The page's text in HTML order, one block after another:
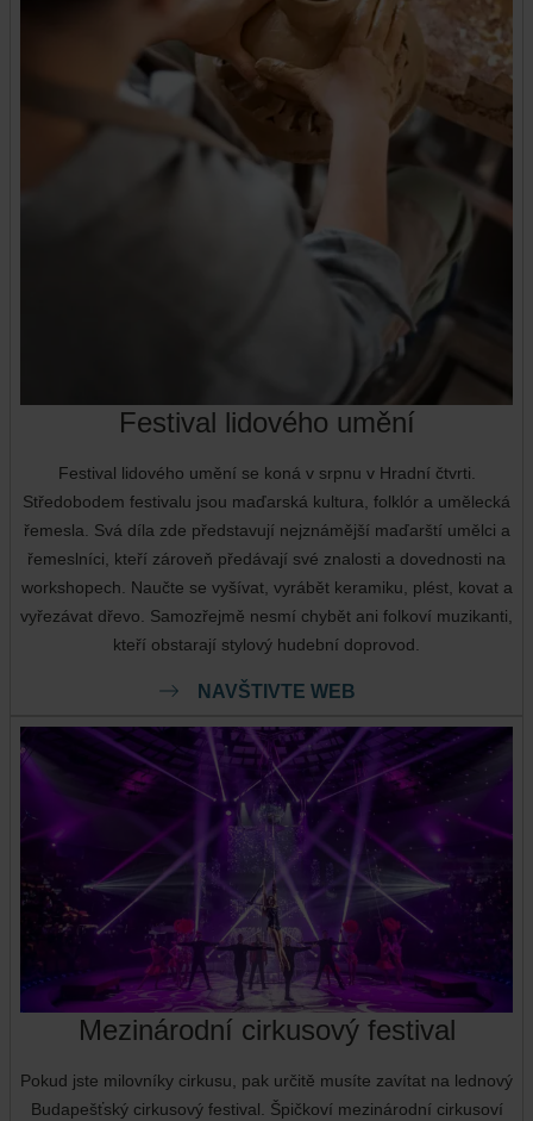
Festival lidového umění
Festival lidového umění se koná v srpnu v Hradní čtvrti.
Středobodem festivalu jsou maďarská kultura, folklór a umělecká
řemesla. Svá díla zde představují nejznámější maďarští umělci a
řemeslníci, kteří zároveň předávají své znalosti a dovednosti na
workshopech. Naučte se vyšívat, vyrábět keramiku, plést, kovat a
vyřezávat dřevo. Samozřejmě nesmí chybět ani folkoví muzikanti,
kteří obstarají stylový hudební doprovod.
NAVŠTIVTE WEB
Mezinárodní cirkusový festival
Pokud jste milovníky cirkusu, pak určitě musíte zavítat na lednový
Budapešťský cirkusový festival. Špičkoví mezinárodní cirkusoví